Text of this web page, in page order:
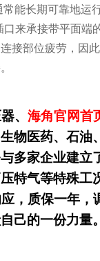
能长期可靠地运行
承接带平面端的
部位疲劳，因
、 海角官网首
医药、石油
务与多家企业建
特气等特殊工况
，质保一年
己的一份力量